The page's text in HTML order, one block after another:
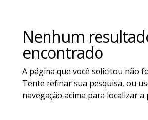
Nenhum
encontrado
A página que você solicitou não
Tente refinar sua pesquisa, ou
navegação acima para localizar a